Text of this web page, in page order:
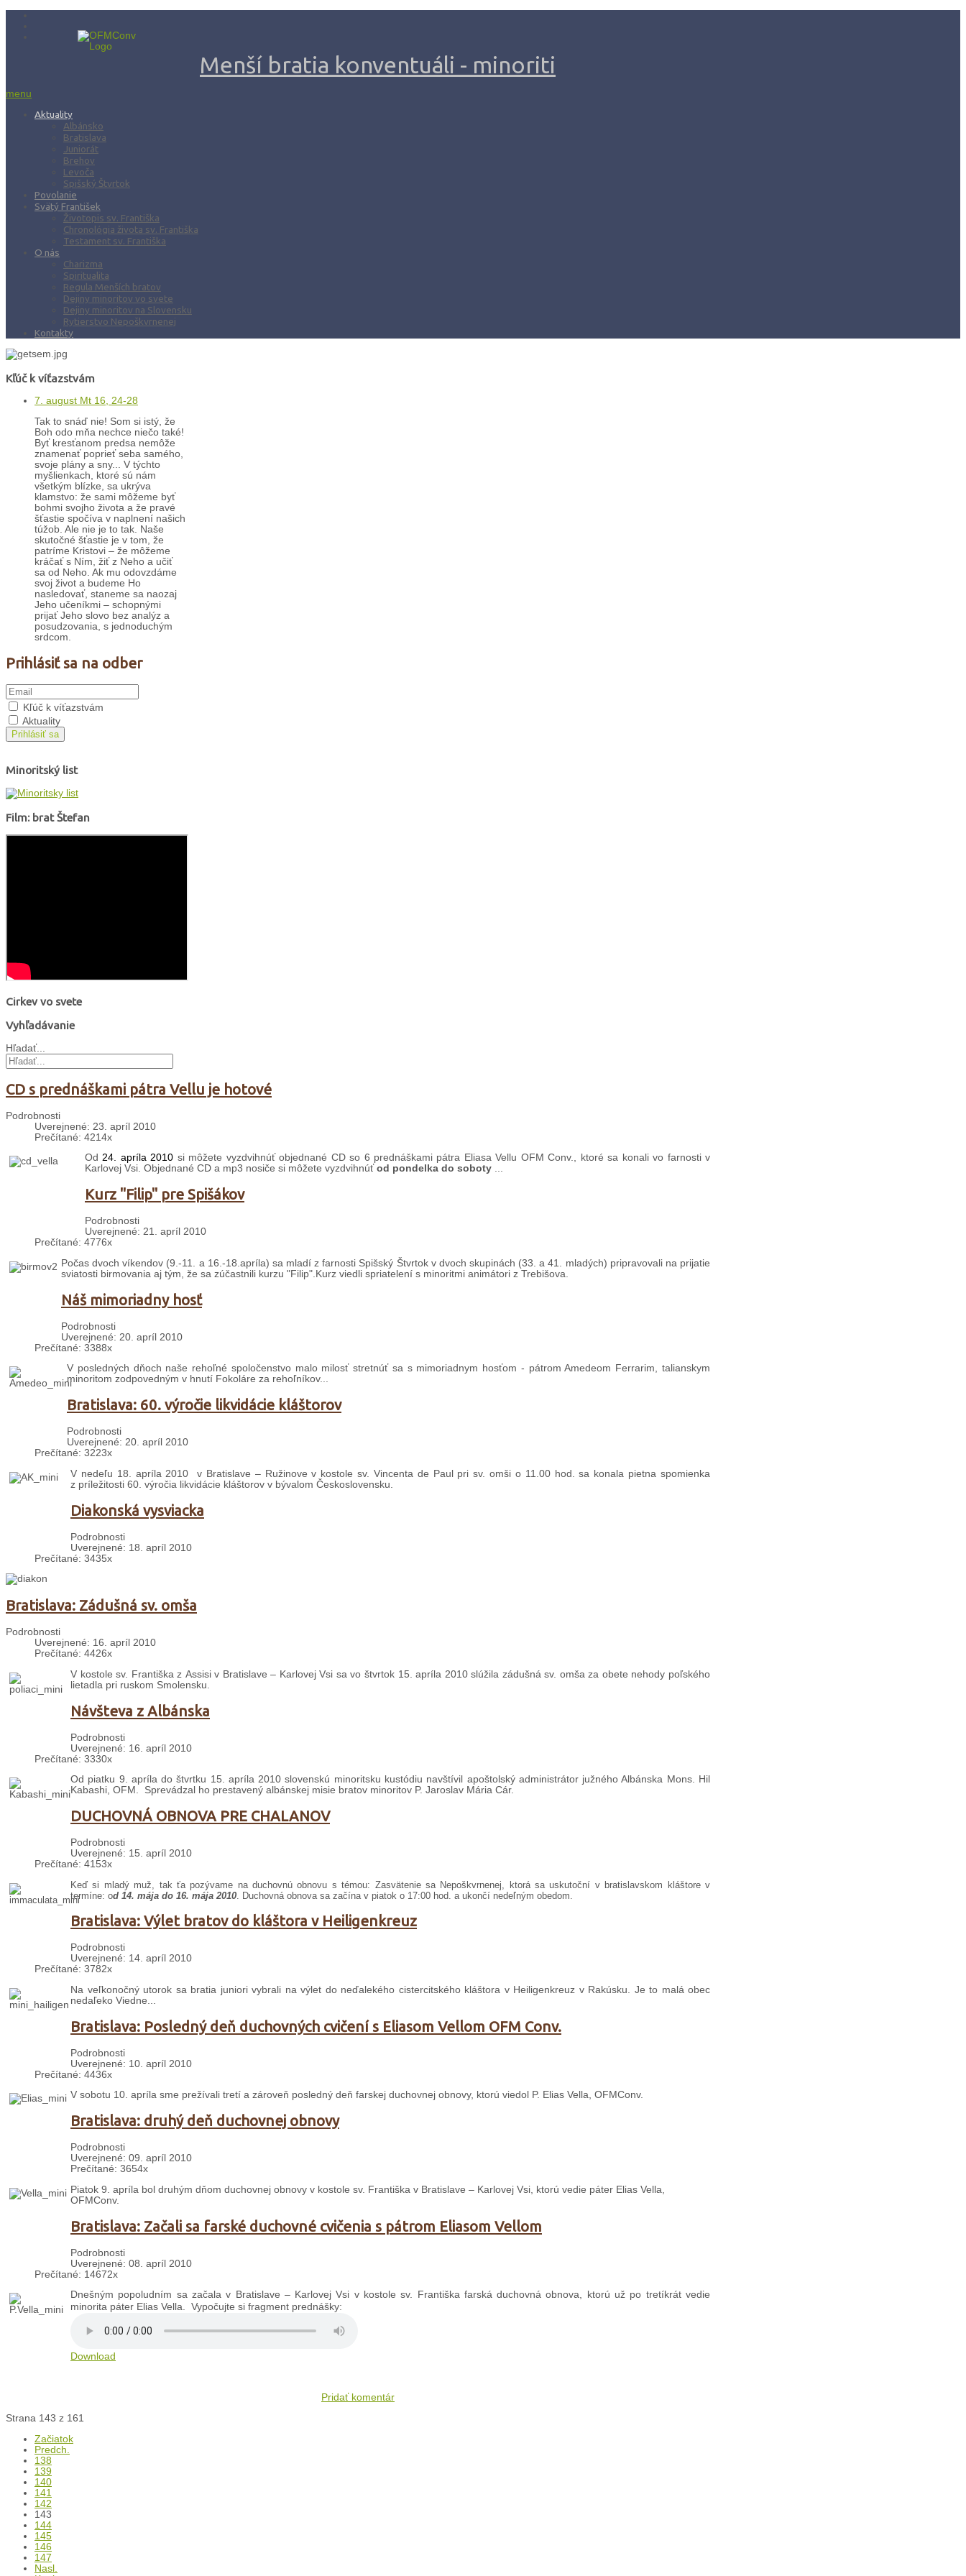
Menší bratia konventuáli - minoriti
menu
Aktuality
Albánsko
Bratislava
Juniorát
Brehov
Levoča
Spišský Štvrtok
Povolanie
Svätý František
Životopis sv. Františka
Chronológia života sv. Františka
Testament sv. Františka
O nás
Charizma
Spiritualita
Regula Menších bratov
Dejiny minoritov vo svete
Dejiny minoritov na Slovensku
Rytierstvo Nepoškvrnenej
Kontakty
Kľúč k víťazstvám
7. august Mt 16, 24-28
Tak to snáď nie! Som si istý, že
Boh odo mňa nechce niečo také!
Byť kresťanom predsa nemôže
znamenať poprieť seba samého,
svoje plány a sny... V týchto
myšlienkach, ktoré sú nám
všetkým blízke, sa ukrýva
klamstvo: že sami môžeme byť
bohmi svojho života a že pravé
šťastie spočíva v naplnení našich
túžob. Ale nie je to tak. Naše
skutočné šťastie je v tom, že
patríme Kristovi – že môžeme
kráčať s Ním, žiť z Neho a učiť
sa od Neho. Ak mu odovzdáme
svoj život a budeme Ho
nasledovať, staneme sa naozaj
Jeho učeníkmi – schopnými
prijať Jeho slovo bez analýz a
posudzovania, s jednoduchým
srdcom.
Prihlásiť sa na odber
Kľúč k víťazstvám
Aktuality
Prihlásiť sa
Minoritský list
Film: brat Štefan
Cirkev vo svete
Vyhľadávanie
Hľadať...
CD s prednáškami pátra Vellu je hotové
Podrobnosti
Uverejnené: 23. apríl 2010
Prečítané: 4214x
Od24. apríla 2010 si môžete vyzdvihnúť objednané CD so 6 prednáškami pátra Eliasa Vellu OFM Conv., ktoré sa konali vo farnosti v
Karlovej Vsi. Objednané CD a mp3 nosiče si môžete vyzdvihnúť od pondelka do soboty ...
Kurz "Filip" pre Spišákov
Podrobnosti
Uverejnené: 21. apríl 2010
Prečítané: 4776x
Počas dvoch víkendov (9.-11. a 16.-18.apríla) sa mladí z farnosti Spišský Štvrtok v dvoch skupinách (33. a 41. mladých) pripravovali na prijatie
sviatosti birmovania aj tým, že sa zúčastnili kurzu "Filip".Kurz viedli spriatelení s minoritmi animátori z Trebišova.
Náš mimoriadny hosť
Podrobnosti
Uverejnené: 20. apríl 2010
Prečítané: 3388x
V posledných dňoch naše rehoľné spoločenstvo malo milosť stretnúť sa s mimoriadnym hosťom - pátrom Amedeom Ferrarim, talianskym
minoritom zodpovedným v hnutí Fokoláre za rehoľníkov...
Bratislava: 60. výročie likvidácie kláštorov
Podrobnosti
Uverejnené: 20. apríl 2010
Prečítané: 3223x
V nedeľu 18. apríla 2010 v Bratislave – Ružinove v kostole sv. Vincenta de Paul pri sv. omši o 11.00 hod. sa konala pietna spomienka
z príležitosti 60. výročia likvidácie kláštorov v bývalom Československu.
Diakonská vysviacka
Podrobnosti
Uverejnené: 18. apríl 2010
Prečítané: 3435x
Bratislava: Zádušná sv. omša
Podrobnosti
Uverejnené: 16. apríl 2010
Prečítané: 4426x
V kostole sv. Františka z Assisi v Bratislave – Karlovej Vsi sa vo štvrtok 15. apríla 2010 slúžila zádušná sv. omša za obete nehody poľského
lietadla pri ruskom Smolensku.
Návšteva z Albánska
Podrobnosti
Uverejnené: 16. apríl 2010
Prečítané: 3330x
Od piatku 9. apríla do štvrtku 15. apríla 2010 slovenskú minoritsku kustódiu navštívil apoštolský administrátor južného Albánska Mons. Hil
Kabashi, OFM. Sprevádzal ho prestavený albánskej misie bratov minoritov P. Jaroslav Mária Cár.
DUCHOVNÁ OBNOVA PRE CHALANOV
Podrobnosti
Uverejnené: 15. apríl 2010
Prečítané: 4153x
Keď si mladý muž, tak ťa pozývame na duchovnú obnovu s témou: Zasvätenie sa Nepoškvrnenej, ktorá sa uskutoční v bratislavskom kláštore v
termíne: od 14. mája do 16. mája 2010 . Duchovná obnova sa začína v piatok o 17:00 hod. a ukončí nedeľným obedom.
Bratislava: Výlet bratov do kláštora v Heiligenkreuz
Podrobnosti
Uverejnené: 14. apríl 2010
Prečítané: 3782x
Na veľkonočný utorok sa bratia juniori vybrali na výlet do neďalekého cistercitského kláštora v Heiligenkreuz v Rakúsku. Je to malá obec
nedaľeko Viedne...
Bratislava: Posledný deň duchovných cvičení s Eliasom Vellom OFM Conv.
Podrobnosti
Uverejnené: 10. apríl 2010
Prečítané: 4436x
V sobotu 10. apríla sme prežívali tretí a zároveň posledný deň farskej duchovnej obnovy, ktorú viedol P. Elias Vella, OFMConv.
Bratislava: druhý deň duchovnej obnovy
Podrobnosti
Uverejnené: 09. apríl 2010
Prečítané: 3654x
Piatok 9. apríla bol druhým dňom duchovnej obnovy v kostole sv. Františka v Bratislave – Karlovej Vsi, ktorú vedie páter Elias Vella,
OFMConv.
Bratislava: Začali sa farské duchovné cvičenia s pátrom Eliasom Vellom
Podrobnosti
Uverejnené: 08. apríl 2010
Prečítané: 14672x
Dnešným popoludním sa začala v Bratislave – Karlovej Vsi v kostole sv. Františka farská duchovná obnova, ktorú už po tretíkrát vedie
minorita páter Elias Vella. Vypočujte si fragment prednášky:
Download
Pridať komentár
Strana 143 z 161
Začiatok
Predch.
138
139
140
141
142
143
144
145
146
147
Nasl.